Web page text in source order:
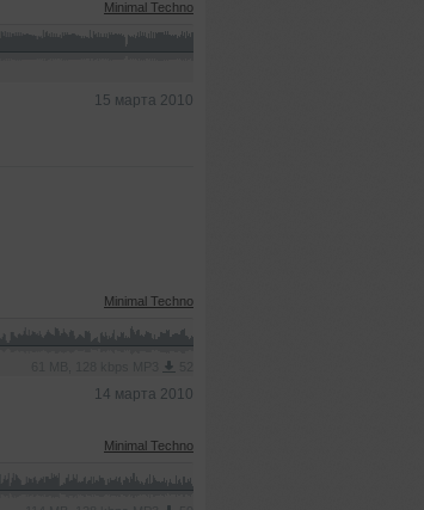
Minimal Techno
15 марта 2010
Minimal Techno
14 марта 2010
Minimal Techno